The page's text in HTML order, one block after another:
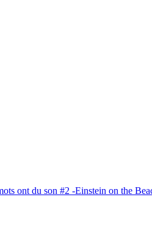
ont du son #2 -Einstein on the